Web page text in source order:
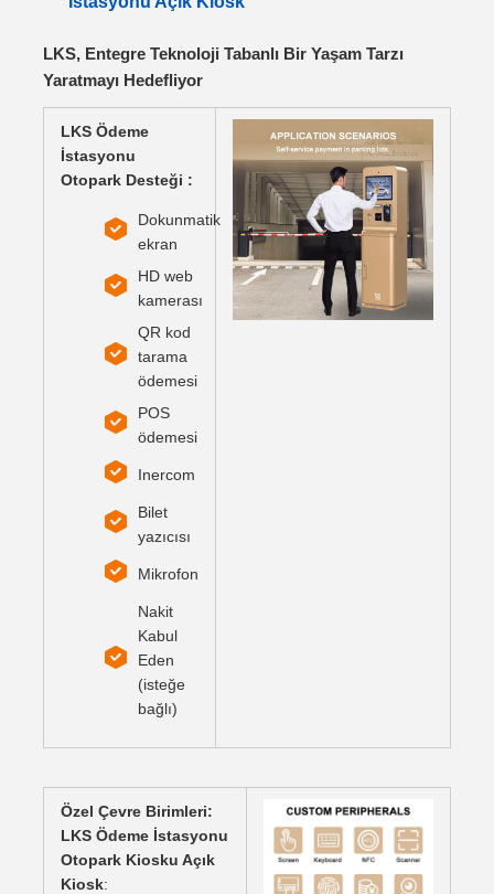
LKS, Entegre Teknoloji Tabanlı Bir Yaşam Tarzı
Yaratmayı Hedefliyor
LKS Ödeme
İstasyonu
Otopark Desteği :
Dokunmatik
ekran
HD web
kamerası
QR kod
tarama
ödemesi
POS
ödemesi
Inercom
Bilet
yazıcısı
Mikrofon
Nakit
Kabul
Eden
(isteğe
bağlı)
Özel Çevre Birimleri:
LKS Ödeme İstasyonu
Otopark Kiosku Açık
Kiosk: